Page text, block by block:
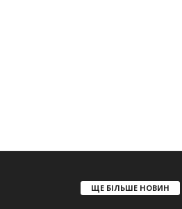
ЩЕ БІЛЬШЕ НОВИН